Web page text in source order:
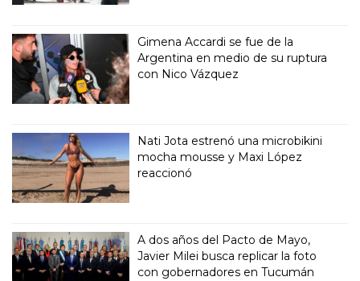
Gimena Accardi se fue de la
Argentina en medio de su ruptura
con Nico Vázquez
Nati Jota estrenó una microbikini
mocha mousse y Maxi López
reaccionó
A dos años del Pacto de Mayo,
Javier Milei busca replicar la foto
con gobernadores en Tucumán